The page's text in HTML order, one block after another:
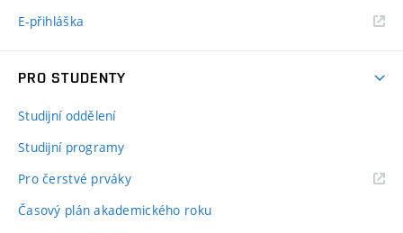
E-přihláška
PRO STUDENTY
Studijní oddělení
Studijní programy
Pro čerstvé prváky
Časový plán akademického roku